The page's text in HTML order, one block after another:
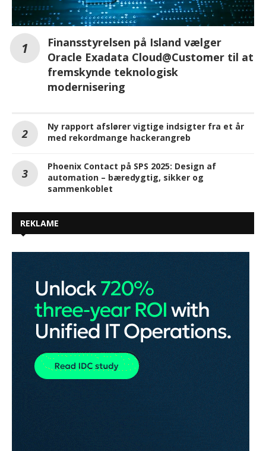
Finansstyrelsen på Island vælger
Oracle Exadata Cloud@Customer til at
fremskynde teknologisk
modernisering
Ny rapport afslører vigtige indsigter fra et år
med rekordmange hackerangreb
Phoenix Contact på SPS 2025: Design af
automation – bæredygtig, sikker og
sammenkoblet
REKLAME